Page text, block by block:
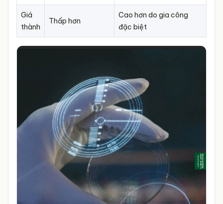
Giá
thành
Thấp hơn
Cao hơn do gia công
đặc biệt